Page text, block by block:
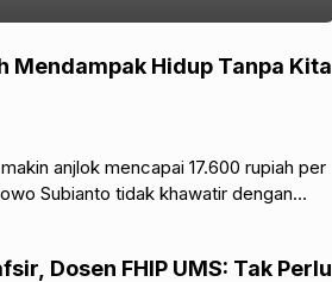
Mendampak Hidup Tanpa Kita
anjlok mencapai 17.600 rupiah per
Subianto tidak khawatir dengan
Dosen FHIP UMS: Tak Perlu